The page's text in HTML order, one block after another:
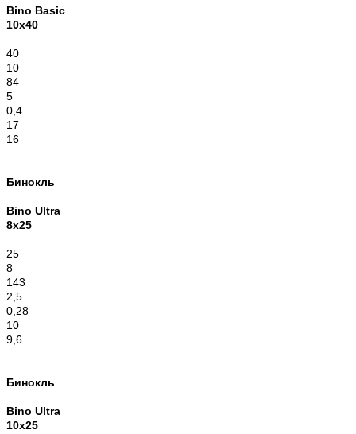
Bino Basic
10x40
40
10
84
5
0,4
17
16
Бинокль
Bino Ultra
8x25
25
8
143
2,5
0,28
10
9,6
Бинокль
Bino Ultra
10x25